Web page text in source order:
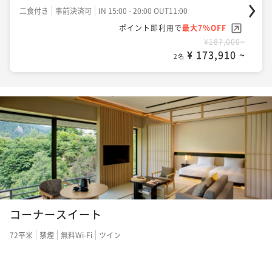
二食付き 事前決済可
IN 15:00 - 20:00 OUT11:00
ポイント即利用で最大7％OFF
¥187,000~
2名 ¥ 173,910 ~
コーナースイート
72平米 禁煙 無料Wi-Fi ツイン